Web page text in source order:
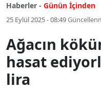
Haberler - Günün İçinden
25 Eylül 2025 - 08:49
Ağacın
hasat
lira